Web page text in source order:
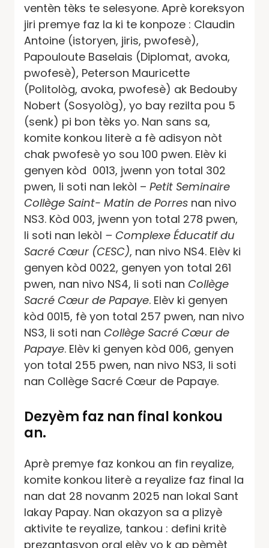
ventèn tèks te selesyone. Aprè koreksyon
jiri premye faz la ki te konpoze : Claudin
Antoine (istoryen, jiris, pwofesè),
Papouloute Baselais (Diplomat, avoka,
pwofesè), Peterson Mauricette
(Politològ, avoka, pwofesè) ak Bedouby
Nobert (Sosyològ), yo bay rezilta pou 5
(senk) pi bon tèks yo. Nan sans sa,
komite konkou literè a fè adisyon nòt
chak pwofesè yo sou 100 pwen. Elèv ki
genyen kòd 0013, jwenn yon total 302
pwen, li soti nan lekòl – Petit Seminaire
Collège Saint- Matin de Porres nan nivo
NS3. Kòd 003, jwenn yon total 278 pwen,
li soti nan lekòl – Complexe Éducatif du
Sacré Cœur (CESC), nan nivo NS4. Elèv ki
genyen kòd 0022, genyen yon total 261
pwen, nan nivo NS4, li soti nan Collège
Sacré Cœur de Papaye. Elèv ki genyen
kòd 0015, fè yon total 257 pwen, nan nivo
NS3, li soti nan Collège Sacré Cœur de
Papaye. Elèv ki genyen kòd 006, genyen
yon total 255 pwen, nan nivo NS3, li soti
nan Collège Sacré Cœur de Papaye.
Dezyèm faz nan final konkou
an.
Aprè premye faz konkou an fin reyalize,
komite konkou literè a reyalize faz final la
nan dat 28 novanm 2025 nan lokal Sant
lakay Papay. Nan okazyon sa a plizyè
aktivite te reyalize, tankou : defini kritè
prezantasyon oral elèv yo k ap pèmèt